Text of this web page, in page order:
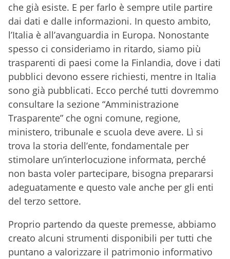
che già esiste. E per farlo è sempre utile partire
dai dati e dalle informazioni. In questo ambito,
l’Italia è all’avanguardia in Europa. Nonostante
spesso ci consideriamo in ritardo, siamo più
trasparenti di paesi come la Finlandia, dove i dati
pubblici devono essere richiesti, mentre in Italia
sono già pubblicati. Ecco perché tutti dovremmo
consultare la sezione “Amministrazione
Trasparente” che ogni comune, regione,
ministero, tribunale e scuola deve avere. Lì si
trova la storia dell’ente, fondamentale per
stimolare un’interlocuzione informata, perché
non basta voler partecipare, bisogna prepararsi
adeguatamente e questo vale anche per gli enti
del terzo settore.
Proprio partendo da queste premesse, abbiamo
creato alcuni strumenti disponibili per tutti che
puntano a valorizzare il patrimonio informativo